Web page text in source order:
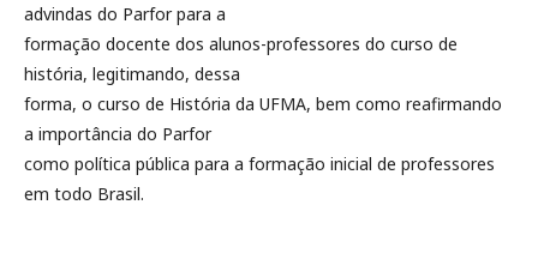
advindas do Parfor para a
formação docente dos alunos-professores do curso de
história, legitimando, dessa
forma, o curso de História da UFMA, bem como reafirmando
a importância do Parfor
como política pública para a formação inicial de professores
em todo Brasil.